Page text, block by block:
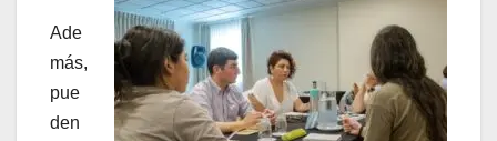
Ade
más,
pue
den